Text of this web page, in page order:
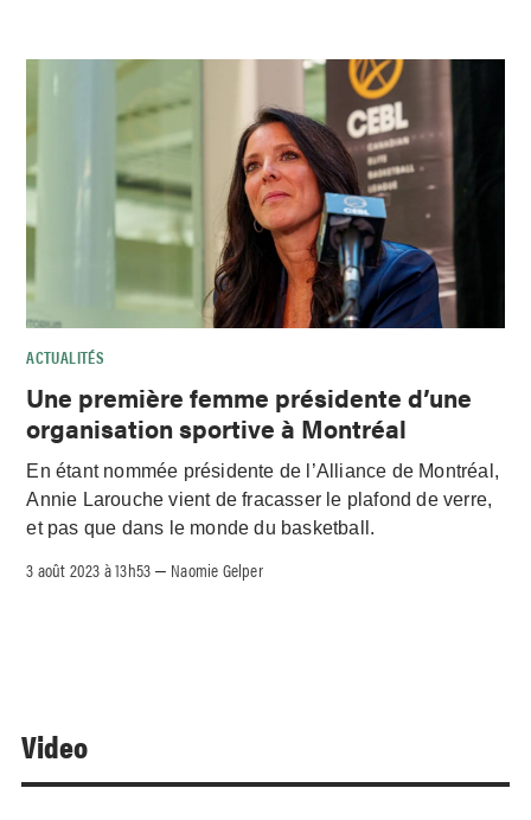
ACTUALITÉS
Une première femme présidente d’une
organisation sportive à Montréal
En étant nommée présidente de l’Alliance de Montréal,
Annie Larouche vient de fracasser le plafond de verre,
et pas que dans le monde du basketball.
3 août 2023 à 13h53 – Naomie Gelper
Video